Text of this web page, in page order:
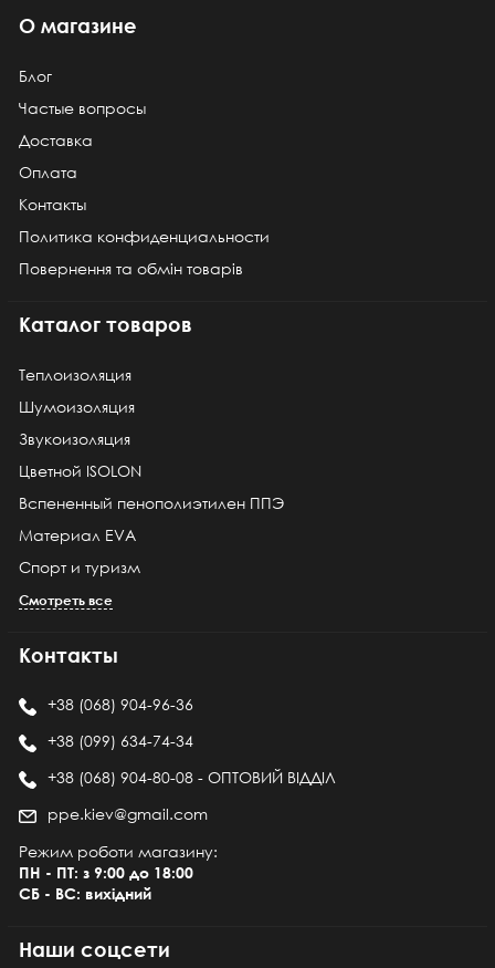
О магазине
Блог
Частые вопросы
Доставка
Оплата
Контакты
Политика конфиденциальности
Повернення та обмін товарів
Каталог товаров
Теплоизоляция
Шумоизоляция
Звукоизоляция
Цветной ISOLON
Вспененный пенополиэтилен ППЭ
Материал EVA
Спорт и туризм
Смотреть все
Контакты
+38 (068) 904-96-36
+38 (099) 634-74-34
+38 (068) 904-80-08 - ОПТОВИЙ ВІДДІЛ
ppe.kiev@gmail.com
Режим роботи магазину:
ПН - ПТ: з 9:00 до 18:00
СБ - ВС: вихідний
Наши соцсети